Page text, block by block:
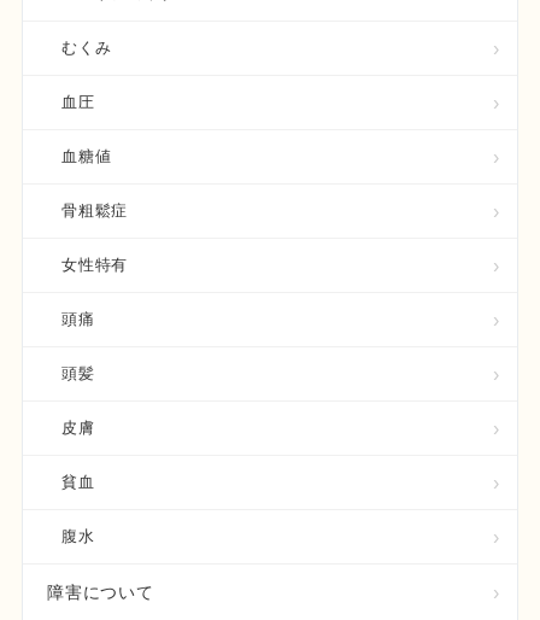
むくみ
血圧
血糖値
骨粗鬆症
女性特有
頭痛
頭髪
皮膚
貧血
腹水
障害について